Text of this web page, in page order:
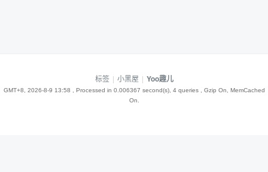
标签 | 小黑屋 | Yoo趣儿
GMT+8, 2026-8-9 13:58 , Processed in 0.006367 second(s), 4 queries , Gzip On, MemCached
On.